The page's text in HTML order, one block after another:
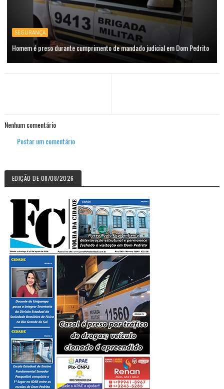
SEGURANÇA
Homem é preso durante cumprimento de mandado judicial em Dom Pedrito
Nenhum comentário
Postar um comentário
EDIÇÃO DE 08/08/2026